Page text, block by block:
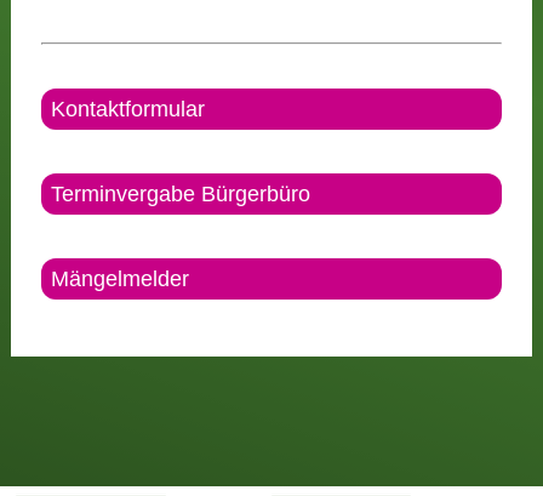
Kontaktformular
Terminvergabe Bürgerbüro
Mängelmelder